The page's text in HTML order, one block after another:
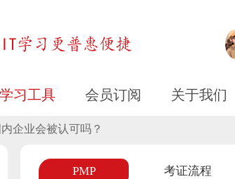
认可吗？
学习工具 会员订阅 关于我们
企业会被认可吗？
PMP 考证流程